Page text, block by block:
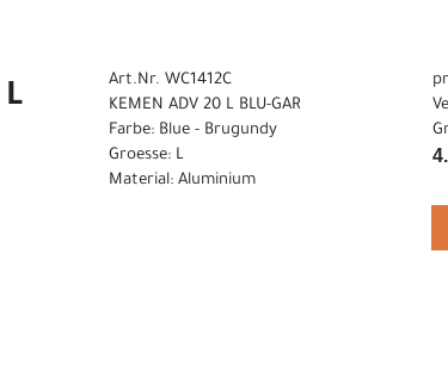
Art.Nr. WC1412C
KEMEN ADV 20 L BLU-GAR
Farbe: Blue - Brugundy
Groesse: L
Material: Aluminium